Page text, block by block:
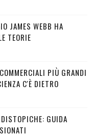
JAMES WEBB HA
TEORIE
PIÙ GRANDI
C'È DIETRO
GUIDA